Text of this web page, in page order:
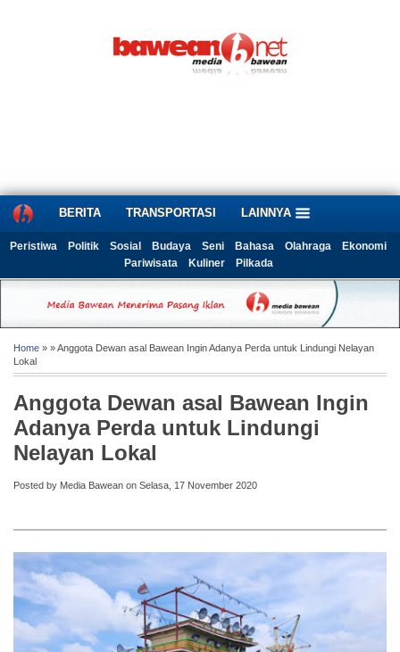
BERITA TRANSPORTASI LAINNYA
Peristiwa Politik Sosial Budaya Seni Bahasa Olahraga
Ekonomi
Pariwisata
Kuliner Pilkada
Home » » Anggota Dewan asal Bawean Ingin Adanya Perda untuk Lindungi Nelayan
Lokal
Anggota Dewan asal Bawean Ingin
Adanya Perda untuk Lindungi
Nelayan Lokal
Posted by Media Bawean on Selasa, 17 November 2020